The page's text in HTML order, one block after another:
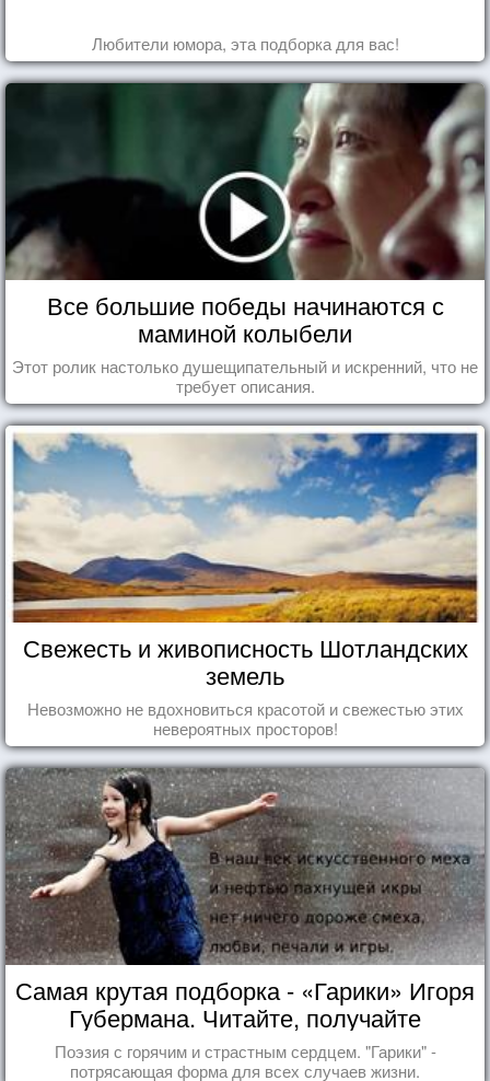
Любители юмора, эта подборка для вас!
Все большие победы начинаются с
маминой колыбели
Этот ролик настолько душещипательный и искренний, что не
требует описания.
Свежесть и живописность Шотландских
земель
Невозможно не вдохновиться красотой и свежестью этих
невероятных просторов!
Самая крутая подборка - «Гарики» Игоря
Губермана. Читайте, получайте
удовольствие!
Поэзия с горячим и страстным сердцем. "Гарики" -
потрясающая форма для всех случаев жизни.